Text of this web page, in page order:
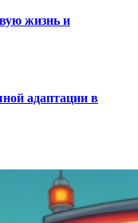
жизнь и
адаптации в